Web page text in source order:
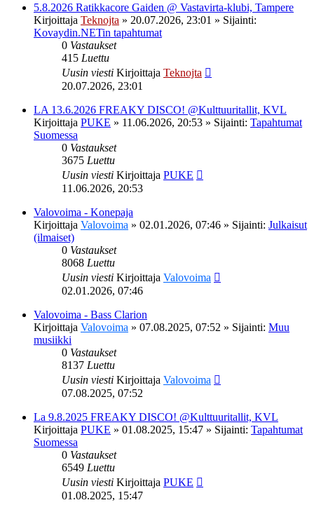
5.8.2026 Ratikkacore Gaiden @ Vastavirta-klubi, Tampere
Kirjoittaja Teknojta » 20.07.2026, 23:01 » Sijainti:
Kovaydin.NETin tapahtumat
0 Vastaukset
415 Luettu
Uusin viesti Kirjoittaja Teknojta
20.07.2026, 23:01
LA 13.6.2026 FREAKY DISCO! @Kulttuuritallit, KVL
Kirjoittaja PUKE » 11.06.2026, 20:53 » Sijainti: Tapahtumat
Suomessa
0 Vastaukset
3675 Luettu
Uusin viesti Kirjoittaja PUKE
11.06.2026, 20:53
Valovoima - Konepaja
Kirjoittaja Valovoima » 02.01.2026, 07:46 » Sijainti: Julkaisut
(ilmaiset)
0 Vastaukset
8068 Luettu
Uusin viesti Kirjoittaja Valovoima
02.01.2026, 07:46
Valovoima - Bass Clarion
Kirjoittaja Valovoima » 07.08.2025, 07:52 » Sijainti: Muu
musiikki
0 Vastaukset
8137 Luettu
Uusin viesti Kirjoittaja Valovoima
07.08.2025, 07:52
La 9.8.2025 FREAKY DISCO! @Kulttuuritallit, KVL
Kirjoittaja PUKE » 01.08.2025, 15:47 » Sijainti: Tapahtumat
Suomessa
0 Vastaukset
6549 Luettu
Uusin viesti Kirjoittaja PUKE
01.08.2025, 15:47